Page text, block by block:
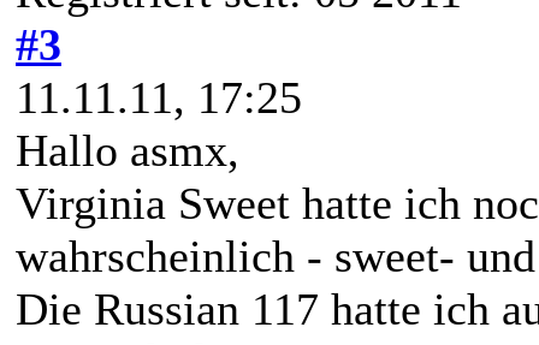
#3
11.11.11, 17:25
Hallo asmx,
Virginia Sweet hatte ich
wahrscheinlich - sweet-
Die Russian 117 hatte ich